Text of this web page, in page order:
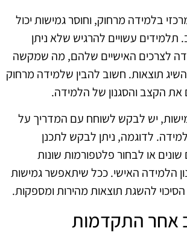
בלמידה מרחוק, וחוסר גמישות יכול
תלמידים עשויים להרגיש שלא ניתן
לצרכים האישיים שלהם, מה שמקשה
תוצאות. חשוב להבין שלמידה מרחוק
הקצב והסגנון של הלמידה.
יש לבקש לשוחח עם המדריך על
לדוגמה, ניתן לבקש לתכנן
או לבחור פלטפורמות שונות
הלמידה האישי. ככל שיתאפשר גמישות
להשגת תוצאות מהירות ומספקות.
אחר התקדמות